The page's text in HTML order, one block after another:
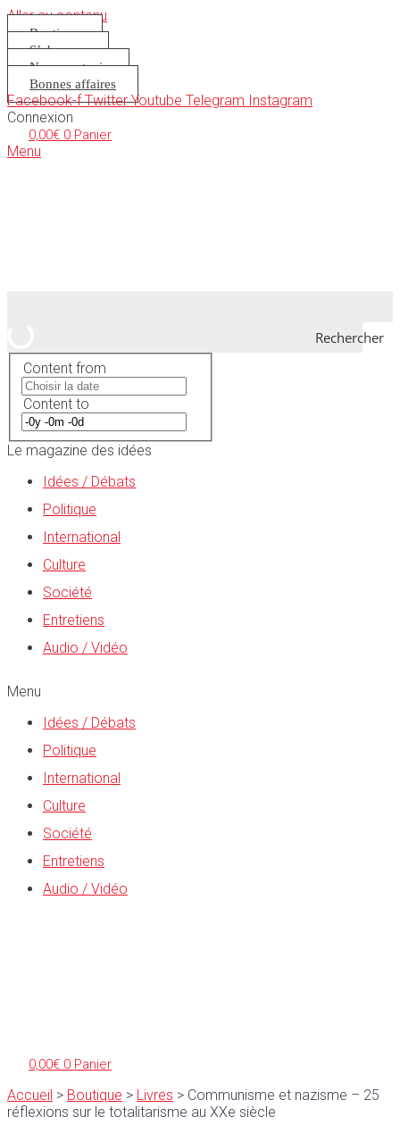
Aller au contenu
Boutique
S’abonner
Nous soutenir
Bonnes affaires
Facebook-f Twitter Youtube Telegram Instagram
Connexion
0,00€ 0 Panier
Menu
Rechercher
Content from
Content to
Le magazine des idées
Idées / Débats
Politique
International
Culture
Société
Entretiens
Audio / Vidéo
Menu
Idées / Débats
Politique
International
Culture
Société
Entretiens
Audio / Vidéo
0,00€ 0 Panier
Accueil > Boutique > Livres > Communisme et nazisme – 25
réflexions sur le totalitarisme au XXe siècle